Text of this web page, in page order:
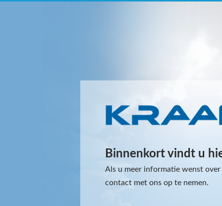
Binnenkort vindt u
Als u meer informatie wenst
contact met ons op te nemen.